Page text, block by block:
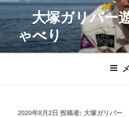
コ
ン
テ
ン
大塚ガリバー
ゃべり
投
2020年8月2日 投稿者: 大塚ガリバー